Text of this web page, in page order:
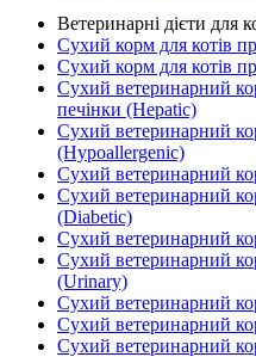
Ветеринарні дієти для
Сухий корм для котів
Сухий корм для котів
Сухий ветеринарний
печінки (Hepatic)
Сухий ветеринарний
(Hypoallergenic)
Сухий ветеринарний
Сухий ветеринарний
(Diabetic)
Сухий ветеринарний
Сухий ветеринарний
(Urinary)
Сухий ветеринарний
Сухий ветеринарний
Сухий ветеринарний